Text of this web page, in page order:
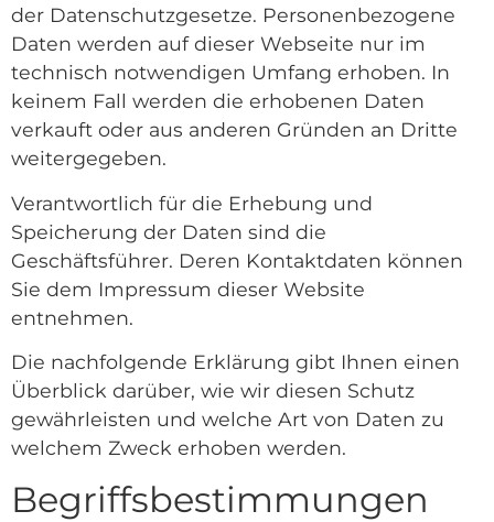
der Datenschutzgesetze. Personenbezogene
Daten werden auf dieser Webseite nur im
technisch notwendigen Umfang erhoben. In
keinem Fall werden die erhobenen Daten
verkauft oder aus anderen Gründen an Dritte
weitergegeben.
Verantwortlich für die Erhebung und
Speicherung der Daten sind die
Geschäftsführer. Deren Kontaktdaten können
Sie dem Impressum dieser Website
entnehmen.
Die nachfolgende Erklärung gibt Ihnen einen
Überblick darüber, wie wir diesen Schutz
gewährleisten und welche Art von Daten zu
welchem Zweck erhoben werden.
Begriffsbestimmungen